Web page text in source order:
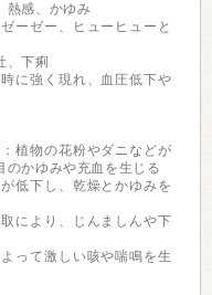
熱感、かゆみ
ーゼー、ヒューヒューと
、下痢
に強く現れ、血圧低下や
植物の花粉やダニなどが
のかゆみや充血を生じる
低下し、乾燥とかゆみを
により、じんましんや下
って激しい咳や喘鳴を生